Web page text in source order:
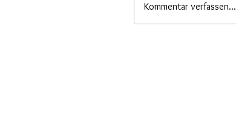
Kommentar verfassen...